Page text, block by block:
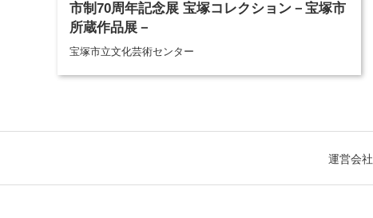
市制70周年記念展 宝塚コレクション－宝塚市
所蔵作品展－
宝塚市立文化芸術センター
運営会社